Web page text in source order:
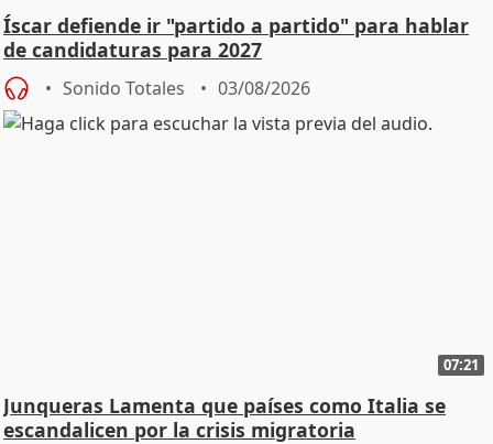
Íscar defiende ir "partido a partido" para hablar
de candidaturas para 2027
Sonido Totales 03/08/2026
07:21
Junqueras Lamenta que países como Italia se
escandalicen por la crisis migratoria